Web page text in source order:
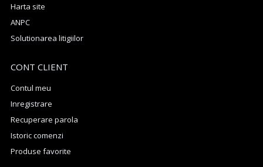
Harta site
ANPC
Solutionarea litigiilor
CONT CLIENT
Contul meu
Inregistrare
Recuperare parola
Istoric comenzi
Produse favorite